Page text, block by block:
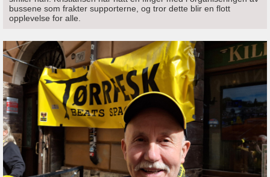
bussene som frakter supporterne, og tror dette blir en flott
opplevelse for alle.